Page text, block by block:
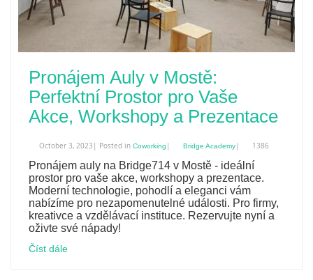
Pronájem Auly v Mostě:
Perfektní Prostor pro Vaše
Akce, Workshopy a Prezentace
October 3, 2023| Posted in Coworking | Bridge Academy| 1386
Pronájem auly na Bridge714 v Mostě - ideální
prostor pro vaše akce, workshopy a prezentace.
Moderní technologie, pohodlí a eleganci vám
nabízíme pro nezapomenutelné události. Pro firmy,
kreativce a vzdělávací instituce. Rezervujte nyní a
oživte své nápady!
Číst dále